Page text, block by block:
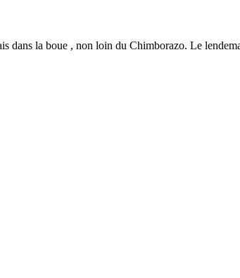
dans la boue , non loin du Chimborazo. Le